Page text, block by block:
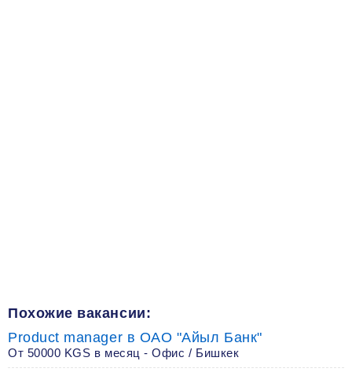
Похожие вакансии:
Product manager в ОАО "Айыл Банк"
От 50000 KGS в месяц - Офис / Бишкек